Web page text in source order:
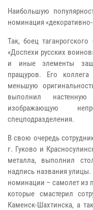
Наибольшую
номинация
Так, боец
«Доспехи русских
и иные элементы
пращуров. Его
меньшую
выполнил
изображающую
спецподразделения.
В свою очередь
г. Гуково и
металла, выполнил
надпись названия
номинации – самолет из
которые смастерил
Каменск-Шахтинска, а